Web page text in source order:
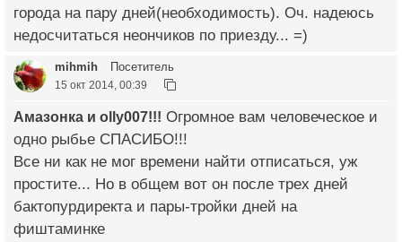
города на пару дней(необходимость). Оч. надеюсь
недосчитаться неончиков по приезду... =)
mihmih Посетитель
15 окт 2014, 00:39
Амазонка и olly007!!! Огромное вам человеческое и
одно рыбье СПАСИБО!!!
Все ни как не мог времени найти отписаться, уж
простите... Но в общем вот он после трех дней
бактопурдиректа и пары-тройки дней на
фиштаминке